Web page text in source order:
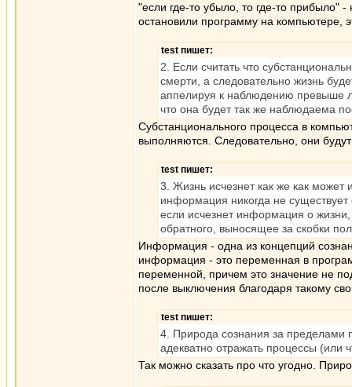
"если где-то убыло, то где-то
остановили программу на компьютере,
test пишет:
2. Если считать что
смерти, а следовательно жизнь
аппелируя к наблюдению превыше
что она будет так же наблюдаема
Субстанционального процесса в
выполняются. Следовательно, они
test пишет:
3. Жизнь исчезнет как же как
информация никогда не
если исчезнет информация о жизни,
обратного, выносящее за скобки
Информация - одна из концепций
информация - это переменная в
переменной, причем это значение не
после выключения благодаря такому
test пишет:
4. Природа сознания за пределами
адекватно отражать процессы
Так можно сказать про что угодно.